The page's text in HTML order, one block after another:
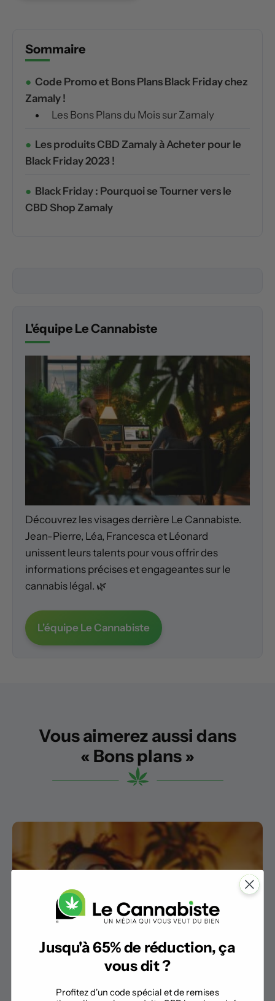
Sommaire
Code Promo et Bons Plans Black Friday chez
Zamaly !
Les Bons Plans du Mois sur Zamaly
Les produits CBD Zamaly à Acheter pour le
Black Friday 2023 !
Black Friday : Pourquoi se Tourner vers le
CBD Shop Zamaly
L'équipe Le Cannabiste
Découvrez les visages derrière Le Cannabiste.
Jean-Pierre, Léa, Francesca et Léonard
unissent leurs talents pour vous offrir des
informations précises et engageantes sur le
cannabis légal. 🌿
L'équipe Le Cannabiste
Vous aimerez aussi dans
« Bons plans »
Jusqu'à 65% de réduction, ça
vous dit ?
Profitez d'un code spécial et de remises